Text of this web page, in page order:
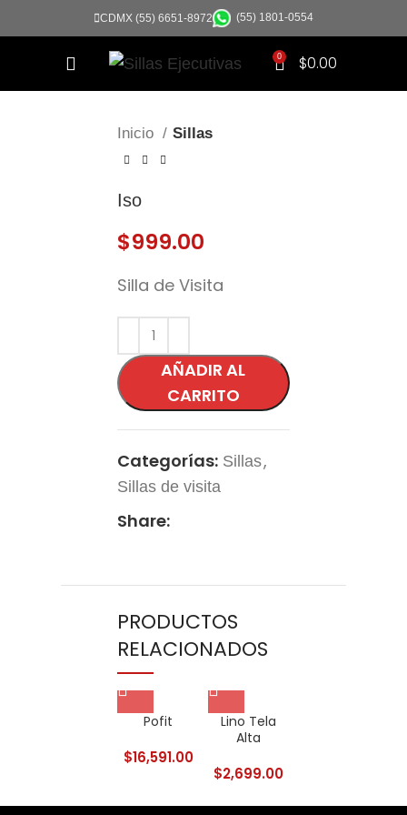
CDMX (55) 6651-8972 (55) 1801-0554
0 $0.00
Click to enlarge
Inicio Sillas
Iso
$999.00
Silla de Visita
AÑADIR AL
CARRITO
Categorías: Sillas,
Sillas de visita
Share:
PRODUCTOS
RELACIONADOS
Pofit
$16,591.00
Lino Tela
Alta
$2,699.00